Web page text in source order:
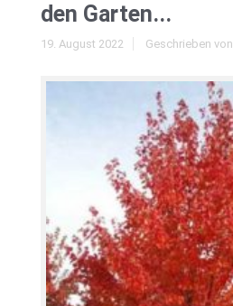
den Garten...
19. August 2022 Geschrieben von